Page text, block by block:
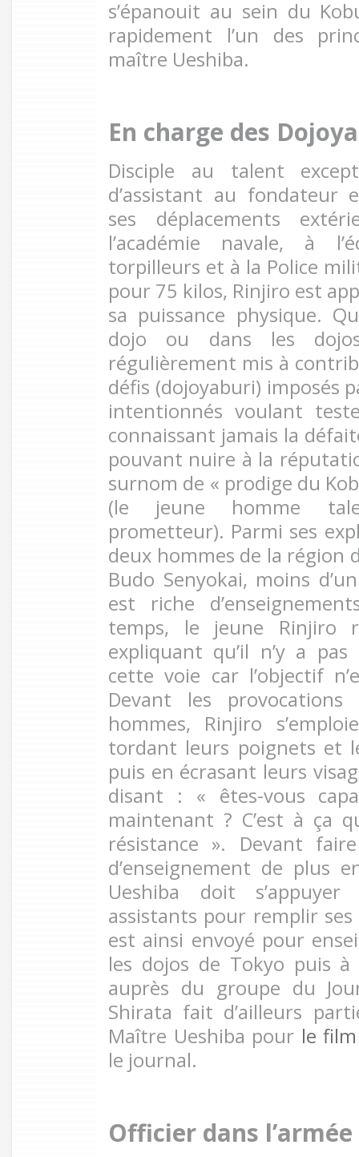
s’épanouit au sein du
rapidement l’un des
maître Ueshiba.
En charge des
Disciple au talent
d’assistant au fondateur
ses déplacements
l’académie navale, à
torpilleurs et à la Police
pour 75 kilos, Rinjiro est
sa puissance physique.
dojo ou dans les
régulièrement mis à
défis (dojoyaburi) imposés
intentionnés voulant
connaissant jamais la
pouvant nuire à la
surnom de « prodige du
(le jeune homme
prometteur). Parmi ses
deux hommes de la région
Budo Senyokai, moins
est riche
temps, le jeune Rinjiro
expliquant qu’il n’y a
cette voie car l’objectif
Devant les
hommes, Rinjiro
tordant leurs poignets et
puis en écrasant leurs
disant : « êtes-vous
maintenant ? C’est à ça
résistance ». Devant
d’enseignement de plus
Ueshiba doit
assistants pour remplir
est ainsi envoyé pour
les dojos de Tokyo puis
auprès du groupe du
Shirata fait d’ailleurs
Maître Ueshiba pour le
le journal.
Officier dans